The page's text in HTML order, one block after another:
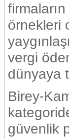
örnekleri
vergi
dünyaya
Birey-
güvenlik